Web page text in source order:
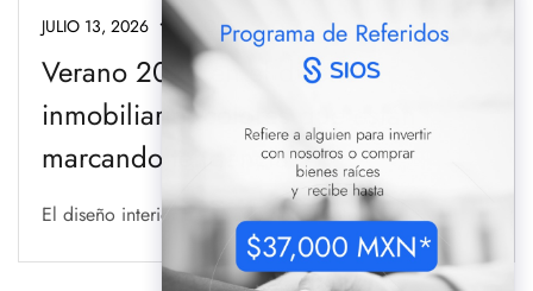
JULIO 13, 2026 SIOS
Verano 2026 en el diseño
inmobiliario: colores que están
marcando tendencia
El diseño interior ha dejado de ser solo...